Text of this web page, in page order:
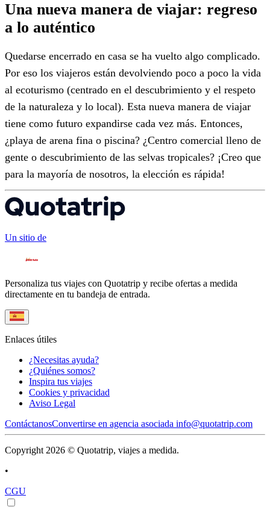
Una nueva manera de viajar: regreso
a lo auténtico
Quedarse encerrado en casa se ha vuelto algo complicado.
Por eso los viajeros están devolviendo poco a poco la vida
al ecoturismo (centrado en el descubrimiento y el respeto
de la naturaleza y lo local). Esta nueva manera de viajar
tiene como futuro expandirse cada vez más. Entonces,
¿playa de arena fina o piscina? ¿Centro comercial lleno de
gente o descubrimiento de las selvas tropicales? ¡Creo que
para la mayoría de nosotros, la elección es rápida!
Un sitio de
Personaliza tus viajes con Quotatrip y recibe ofertas a medida
directamente en tu bandeja de entrada.
Enlaces útiles
¿Necesitas ayuda?
¿Quiénes somos?
Inspira tus viajes
Cookies y privacidad
Aviso Legal
ContáctanosConvertirse en agencia asociada info@quotatrip.com
Copyright 2026 © Quotatrip, viajes a medida.
•
CGU